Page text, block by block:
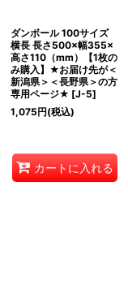
ダンボール 100サイズ
横長 長さ500×幅355×
高さ110（mm）【1枚の
み購入】★お届け先が＜
新潟県＞＜長野県＞の方
専用ページ★ [J-5]
1,075円(税込)
カートに入れる